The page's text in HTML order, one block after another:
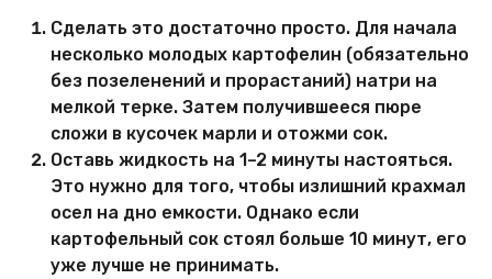
Сделать это достаточно просто. Для начала
несколько молодых картофелин (обязательно
без позеленений и прорастаний) натри на
мелкой терке. Затем получившееся пюре
сложи в кусочек марли и отожми сок.
Оставь жидкость на 1–2 минуты настояться.
Это нужно для того, чтобы излишний крахмал
осел на дно емкости. Однако если
картофельный сок стоял больше 10 минут, его
уже лучше не принимать.